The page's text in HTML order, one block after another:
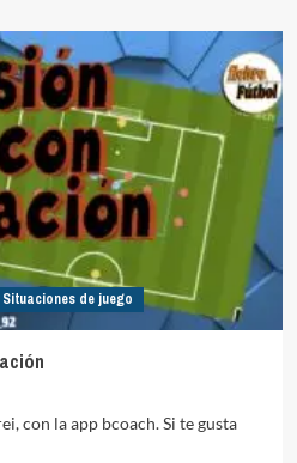
Situaciones de juego
con la app bcoach. Si te gusta